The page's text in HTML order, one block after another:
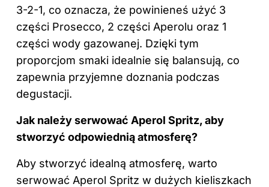
3-2-1, co oznacza, że powinieneś użyć 3
części Prosecco, 2 części Aperolu oraz 1
części wody gazowanej. Dzięki tym
proporcjom smaki idealnie się balansują, co
zapewnia przyjemne doznania podczas
degustacji.
Jak należy serwować Aperol Spritz, aby
stworzyć odpowiednią atmosferę?
Aby stworzyć idealną atmosferę, warto
serwować Aperol Spritz w dużych kieliszkach